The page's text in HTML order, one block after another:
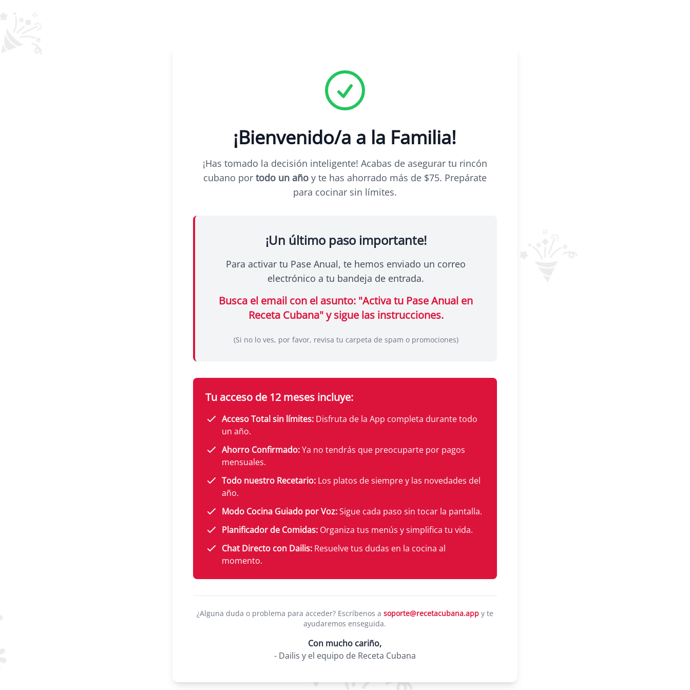
¡Bienvenido/a a la Familia!
¡Has tomado la decisión inteligente! Acabas de asegurar tu rincón
cubano por todo un añoy te has ahorrado más de $75. Prepárate
para cocinar sin límites.
¡Un último paso importante!
Para activar tu Pase Anual, te hemos enviado un correo
electrónico a tu bandeja de entrada.
Busca el email con el asunto: "Activa tu Pase Anual en
Receta Cubana" y sigue las instrucciones.
(Si no lo ves, por favor, revisa tu carpeta de spam o promociones)
Tu acceso de 12 meses incluye:
Acceso Total sin límites:Disfruta de la App completa durante todo
un año.
Ahorro Confirmado:Ya no tendrás que preocuparte por pagos
mensuales.
Todo nuestro Recetario:Los platos de siempre y las novedades del
año.
Modo Cocina Guiado por Voz:Sigue cada paso sin tocar la pantalla.
Planificador de Comidas:Organiza tus menús y simplifica tu vida.
Chat Directo con Dailis:Resuelve tus dudas en la cocina al
momento.
¿Alguna duda o problema para acceder? Escríbenos a soporte@recetacubana.appy te
ayudaremos enseguida.
Con mucho cariño,
- Dailis y el equipo de Receta Cubana